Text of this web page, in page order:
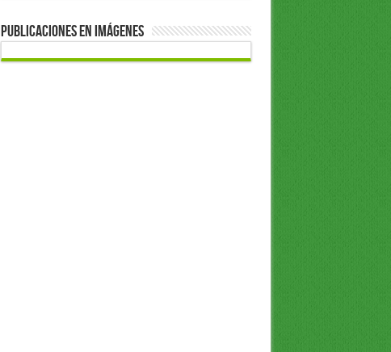
Publicaciones en Imágenes